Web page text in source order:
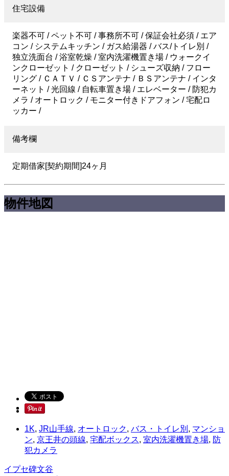
住宅設備
楽器不可 / ペット不可 / 事務所不可 / 保証会社必須 / エア
コン / システムキッチン / ガス給湯器 / バス/トイレ別 /
独立洗面台 / 浴室乾燥 / 室内洗濯機置き場 / ウォークイ
ンクローゼット / クローゼット / シューズ収納 / フロー
リング / ＣＡＴＶ / ＣＳアンテナ / ＢＳアンテナ / インタ
ーネット / 光回線 / 自転車置き場 / エレベーター / 防犯カ
メラ / オートロック / モニター付きドアフォン / 宅配ロ
ッカー /
備考欄
定期借家[契約期間]24ヶ月
物件地図
1K, JR山手線, オートロック, バス・トイレ別 , マンショ
ン, 京王井の頭線, 宅配ボックス, 室内洗濯機置き場, 防
犯カメラ
イプセ碑文谷